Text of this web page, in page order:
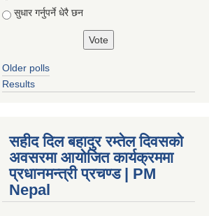
सुधार गर्नुपर्ने धेरै छन
Older polls
Results
सहीद दिल बहादुर रम्तेल दिवसको
अवसरमा आयोजित कार्यक्रममा
प्रधानमन्त्री प्रचण्ड | PM
Nepal